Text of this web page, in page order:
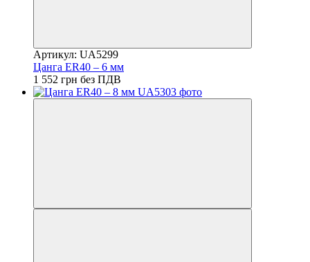
Артикул: UA5299
Цанга ER40 – 6 мм
1 552 грн без ПДВ